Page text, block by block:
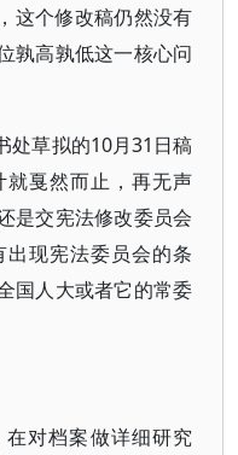
这个修改稿仍然没有
孰高孰低这一核心问
处草拟的10月31日稿
戛然而止，再无声
是交宪法修改委员会
现宪法委员会的条
国人大或者它的常委
对档案做详细研究